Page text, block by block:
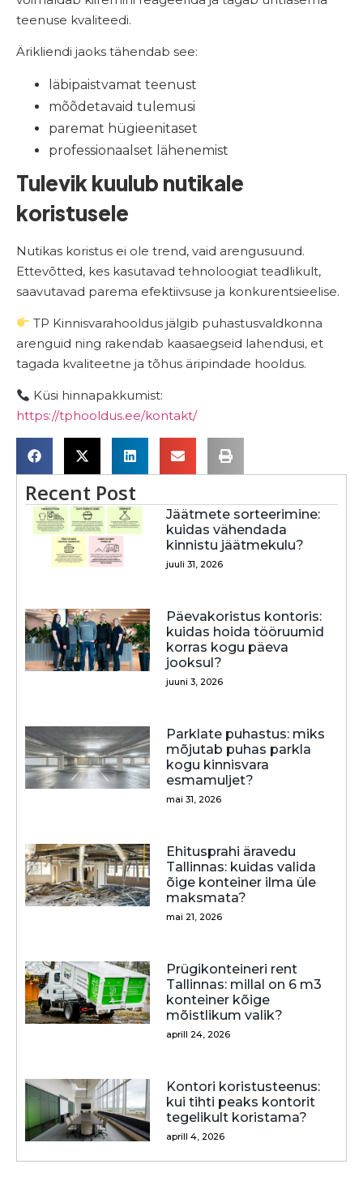
teenuse kvaliteedi.
Ärikliendi jaoks tähendab see:
läbipaistvamat teenust
mõõdetavaid tulemusi
paremat hügieenitaset
professionaalset lähenemist
Tulevik kuulub nutikale
koristusele
Nutikas koristus ei ole trend, vaid arengusuund.
Ettevõtted, kes kasutavad tehnoloogiat teadlikult,
saavutavad parema efektiivsuse ja konkurentsieelise.
TP Kinnisvarahooldus jälgib puhastusvaldkonna
arenguid ning rakendab kaasaegseid lahendusi, et
tagada kvaliteetne ja tõhus äripindade hooldus.
Küsi hinnapakkumist:
https://tphooldus.ee/kontakt/
Recent Post
Jäätmete sorteerimine:
kuidas vähendada
kinnistu jäätmekulu?
juuli 31, 2026
Päevakoristus kontoris:
kuidas hoida tööruumid
korras kogu päeva
jooksul?
juuni 3, 2026
Parklate puhastus: miks
mõjutab puhas parkla
kogu kinnisvara
esmamuljet?
mai 31, 2026
Ehitusprahi äravedu
Tallinnas: kuidas valida
õige konteiner ilma üle
maksmata?
mai 21, 2026
Prügikonteineri rent
Tallinnas: millal on 6 m3
konteiner kõige
mõistlikum valik?
aprill 24, 2026
Kontori koristusteenus:
kui tihti peaks kontorit
tegelikult koristama?
aprill 4, 2026